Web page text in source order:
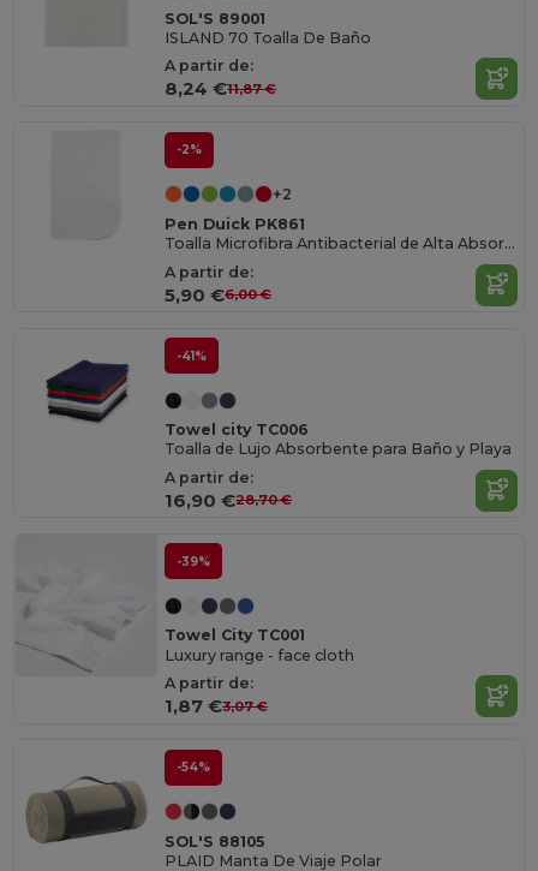
SOL'S 89001
ISLAND 70 Toalla De Baño
A partir de:
8,24 €11,87 €
-2%
+2
Pen Duick PK861
Toalla Microfibra Antibacterial de Alta Absorción
A partir de:
5,90 €6,00 €
-41%
Towel city TC006
Toalla de Lujo Absorbente para Baño y Playa
A partir de:
16,90 €28,70 €
-39%
Towel City TC001
Luxury range - face cloth
A partir de:
1,87 €3,07 €
-54%
SOL'S 88105
PLAID Manta De Viaje Polar